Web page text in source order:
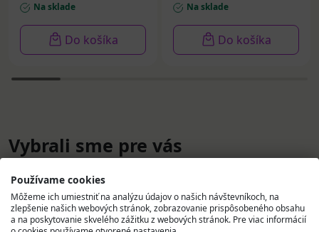
Na sklade
Do košíka
Na sklade
Do košíka
Vybrali sme pre vás
Používame cookies
Môžeme ich umiestniť na analýzu údajov o našich návštevníkoch, na
zlepšenie našich webových stránok, zobrazovanie prispôsobeného obsahu
a na poskytovanie skvelého zážitku z webových stránok. Pre viac informácií